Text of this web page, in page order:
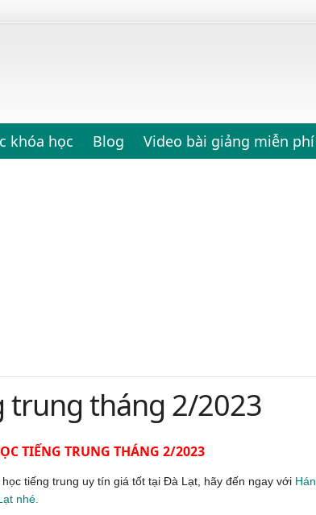
khóa học Blog Video bài giảng miễn phí
trung tháng 2/2023
TIẾNG TRUNG THÁNG 2/2023
tiếng trung uy tín giá tốt tại Đà Lạt, hãy đến ngay với Hán
nhé.